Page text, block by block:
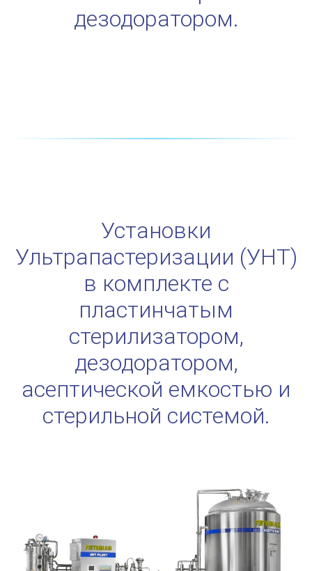
дезодоратором.
Установки
Ультрапастеризации (УHT)
в комплекте с
пластинчатым
стерилизатором,
дезодоратором,
асептической емкостью и
стерильной системой.